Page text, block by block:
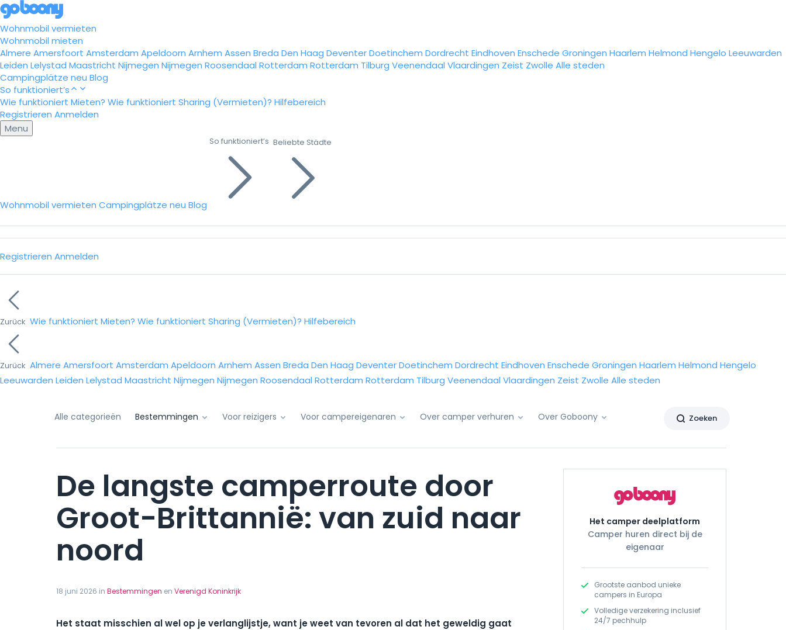
Wohnmobil vermieten
Wohnmobil mieten
Almere Amersfoort Amsterdam Apeldoorn Arnhem Assen Breda Den Haag DeventerDoetinchem Dordrecht Eindhoven Enschede Groningen Haarlem Helmond Hengelo Leeuwarden
Leiden Lelystad Maastricht Nijmegen Nijmegen Roosendaal Rotterdam Rotterdam Tilburg Veenendaal Vlaardingen Zeist Zwolle Alle steden
Campingplätze neu Blog
So funktioniert’s
Wie funktioniert Mieten? Wie funktioniert Sharing (Vermieten)? Hilfebereich
Registrieren Anmelden
Menu
Wohnmobil vermieten Campingplätze neu Blog
So funktioniert’s Beliebte Städte
Registrieren Anmelden
Zurück Wie funktioniert Mieten? Wie funktioniert Sharing (Vermieten)? Hilfebereich
Zurück Almere Amersfoort Amsterdam Apeldoorn Arnhem Assen Breda Den Haag DeventerDoetinchem Dordrecht Eindhoven Enschede Groningen Haarlem Helmond Hengelo
Leeuwarden Leiden Lelystad Maastricht Nijmegen Nijmegen Roosendaal Rotterdam Rotterdam Tilburg Veenendaal Vlaardingen Zeist Zwolle Alle steden
Zoeken
Alle categorieën Bestemmingen Voor reizigers Voor campereigenaren Over camper verhuren Over Goboony
De langste camperroute door
Groot-Brittannië: van zuid naar
noord
18 juni 2026 in Bestemmingen en Verenigd Koninkrijk
Het staat misschien al wel op je verlanglijstje, want je weet van tevoren al dat het geweldig gaat
Het camper deelplatform
Camper huren direct bij de
eigenaar
Grootste aanbod unieke
campers in Europa
Volledige verzekering inclusief
24/7 pechhulp